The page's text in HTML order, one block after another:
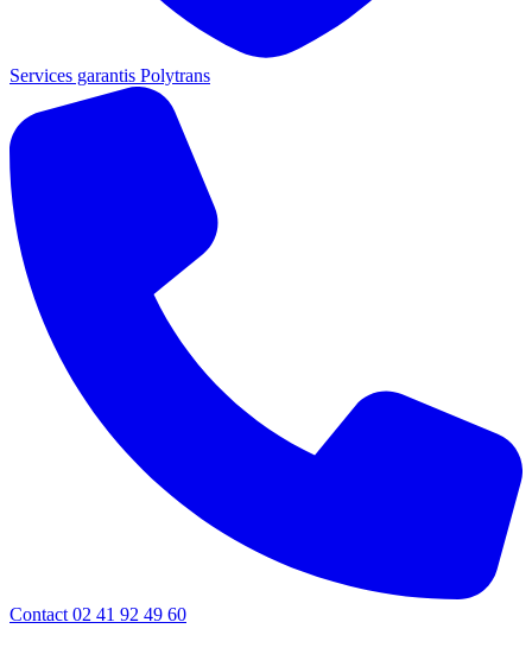
Services garantis Polytrans
Contact 02 41 92 49 60